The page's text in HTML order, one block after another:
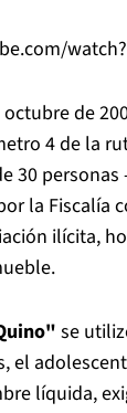
de
4 de la
30
la Fiscalía
ilícita,
se
el
líquida,